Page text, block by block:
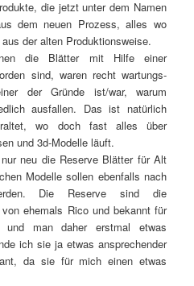
die jetzt unter dem Namen
dem neuen Prozess, alles wo
der alten Produktionsweise.
die Blätter mit Hilfe einer
sind, waren recht wartungs-
der Gründe ist/war, warum
ausfallen. Das ist natürlich
wo doch fast alles über
und 3d-Modelle läuft.
neu die Reserve Blätter für Alt
Modelle sollen ebenfalls nach
Die Reserve sind die
ehemals Rico und bekannt für
man daher erstmal etwas
ich sie ja etwas ansprechender
da sie für mich einen etwas